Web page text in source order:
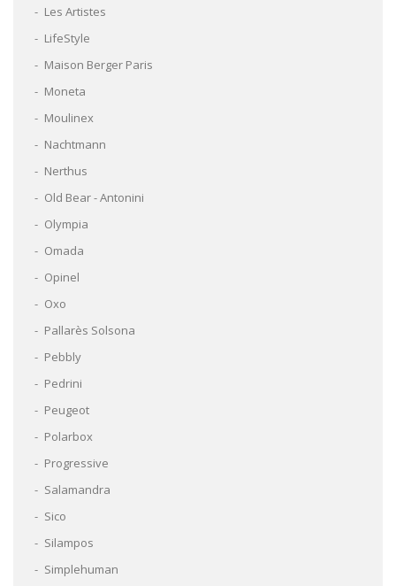
Les Artistes
LifeStyle
Maison Berger Paris
Moneta
Moulinex
Nachtmann
Nerthus
Old Bear - Antonini
Olympia
Omada
Opinel
Oxo
Pallarès Solsona
Pebbly
Pedrini
Peugeot
Polarbox
Progressive
Salamandra
Sico
Silampos
Simplehuman